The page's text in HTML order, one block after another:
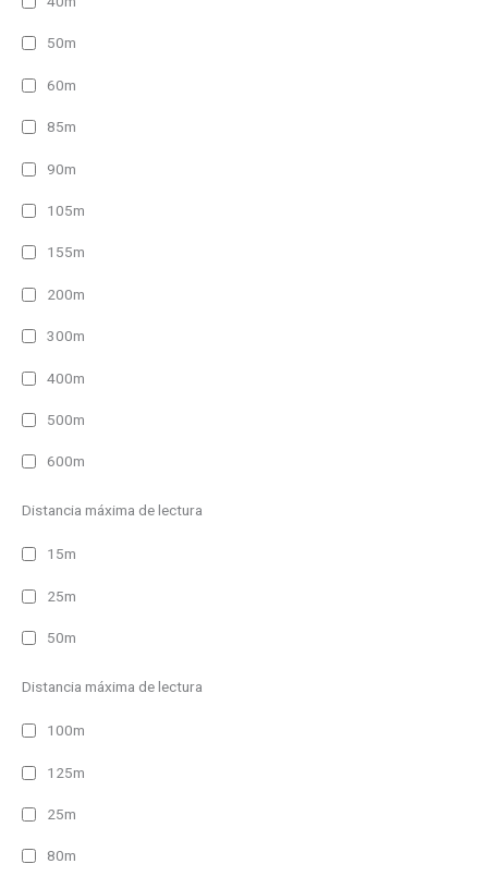
50m
60m
85m
90m
105m
155m
200m
300m
400m
500m
600m
Distancia máxima de lectura
15m
25m
50m
Distancia máxima de lectura
100m
125m
25m
80m